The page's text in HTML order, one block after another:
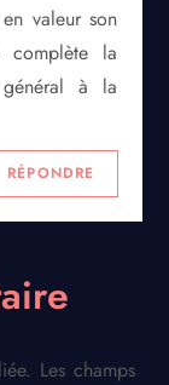
valeur son
complète la
à la
RÉPONDRE
Les champs